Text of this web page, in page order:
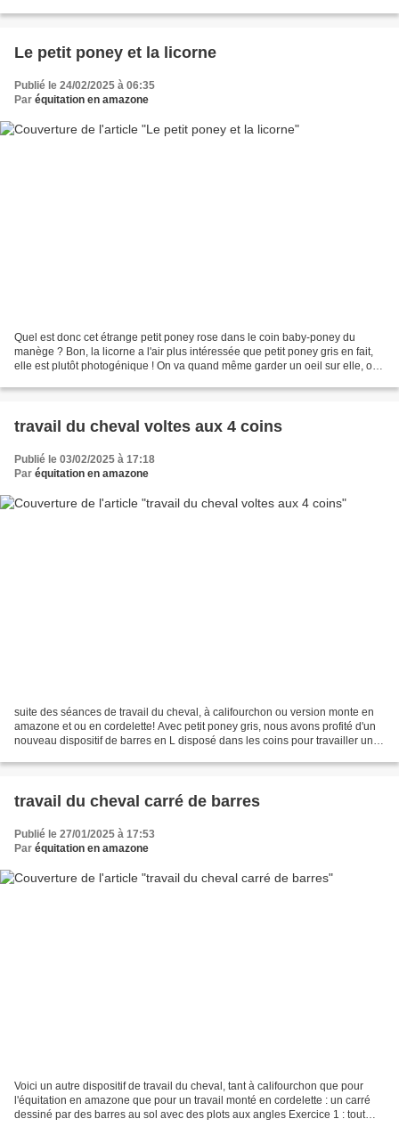
Le petit poney et la licorne
Publié le 24/02/2025 à 06:35
Par équitation en amazone
Quel est donc cet étrange petit poney rose dans le coin baby-poney du
manège ? Bon, la licorne a l'air plus intéressée que petit poney gris en fait,
elle est plutôt photogénique ! On va quand même garder un oeil sur elle, on
travail du cheval voltes aux 4 coins
Publié le 03/02/2025 à 17:18
Par équitation en amazone
suite des séances de travail du cheval, à califourchon ou version monte en
amazone et ou en cordelette! Avec petit poney gris, nous avons profité d'un
nouveau dispositif de barres en L disposé dans les coins pour travailler un
travail du cheval carré de barres
Publié le 27/01/2025 à 17:53
Par équitation en amazone
Voici un autre dispositif de travail du cheval, tant à califourchon que pour
l'équitation en amazone que pour un travail monté en cordelette : un carré
dessiné par des barres au sol avec des plots aux angles Exercice 1 : tout